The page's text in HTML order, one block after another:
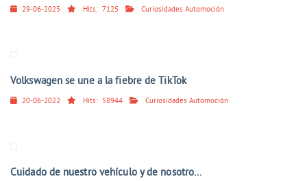
29-06-2025 Hits: 7125 Curiosidades Automoción
Volkswagen se une a la fiebre de TikTok
20-06-2022 Hits: 58944 Curiosidades Automoción
Cuidado de nuestro vehículo y de nosotro...